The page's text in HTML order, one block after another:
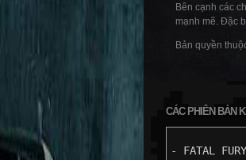
Bên cạnh các
mạnh mẽ. Đặc
Bản quyền
CÁC PHIÊN BẢN
- FATAL